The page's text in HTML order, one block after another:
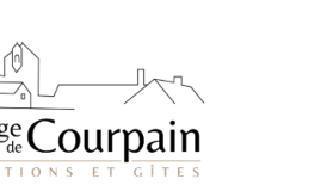
De Courpain
et de réception proche de Paris